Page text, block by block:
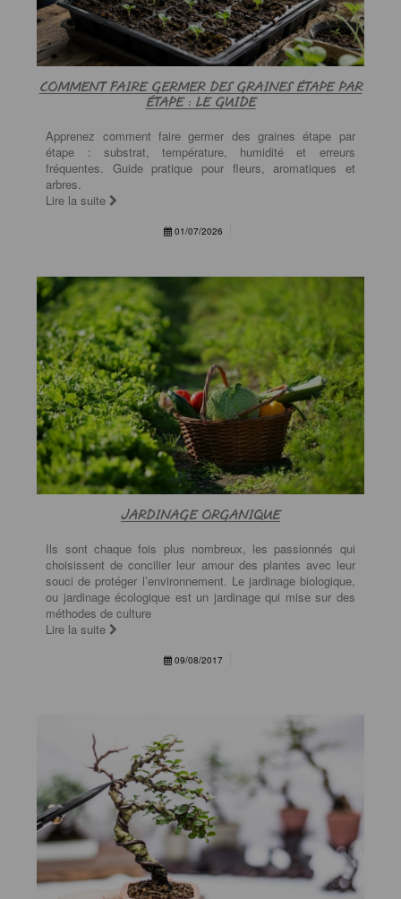
COMMENT FAIRE GERMER DES GRAINES ÉTAPE PAR
ÉTAPE : LE GUIDE
Apprenez comment faire germer des graines étape par
étape : substrat, température, humidité et erreurs
fréquentes. Guide pratique pour fleurs, aromatiques et
arbres.
Lire la suite
01/07/2026
JARDINAGE ORGANIQUE
Ils sont chaque fois plus nombreux, les passionnés qui
choisissent de concilier leur amour des plantes avec leur
souci de protéger l’environnement. Le jardinage biologique,
ou jardinage écologique est un jardinage qui mise sur des
méthodes de culture
Lire la suite
09/08/2017